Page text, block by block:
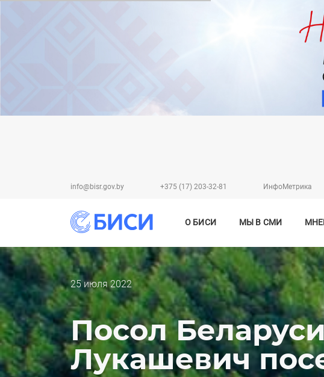
info@bisr.gov.by +375 (17) 203-32-81 ИнфоМетрика
О БИСИ МЫ В СМИ
Дата
публикации
25 июля 2022
Посол
Лукашевич